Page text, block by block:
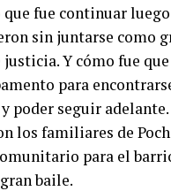
fue continuar
sin juntarse como
Y cómo fue
para
poder seguir adelante.
los familiares de
para el
baile.